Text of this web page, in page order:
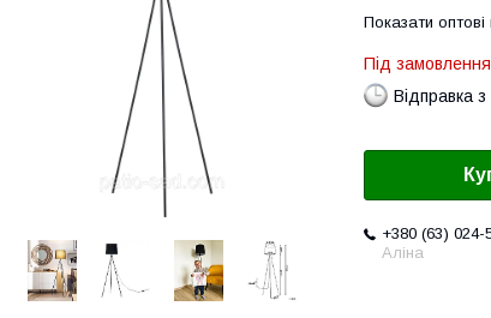
Показати оптові
Під замовлення
Відправка
+380 (63) 024-
Аліна